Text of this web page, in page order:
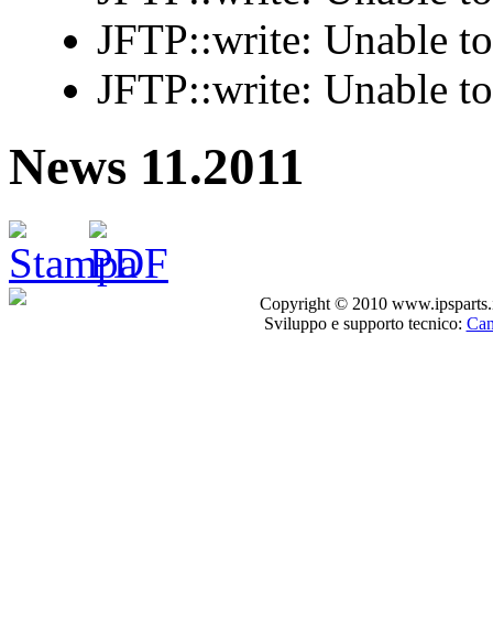
JFTP::write: Unable
JFTP::write: Unable
News 11.2011
Copyright © 2010
Sviluppo e supporto tecnico: